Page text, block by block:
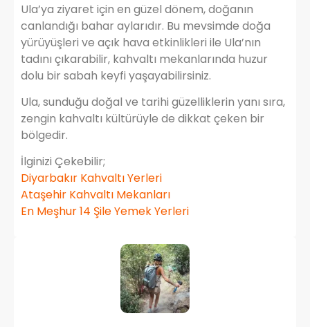
Ula’ya ziyaret için en güzel dönem, doğanın
canlandığı bahar aylarıdır. Bu mevsimde doğa
yürüyüşleri ve açık hava etkinlikleri ile Ula’nın
tadını çıkarabilir, kahvaltı mekanlarında huzur
dolu bir sabah keyfi yaşayabilirsiniz.
Ula, sunduğu doğal ve tarihi güzelliklerin yanı sıra,
zengin kahvaltı kültürüyle de dikkat çeken bir
bölgedir.
İlginizi Çekebilir;
Diyarbakır Kahvaltı Yerleri
Ataşehir Kahvaltı Mekanları
En Meşhur 14 Şile Yemek Yerleri